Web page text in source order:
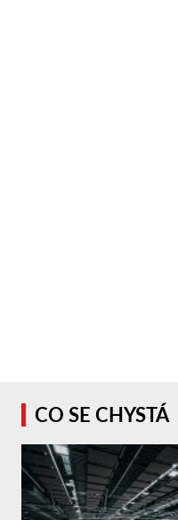
CO SE CHYSTÁ